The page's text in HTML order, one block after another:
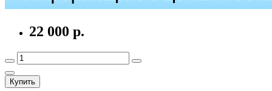
22 000 р.
Купить